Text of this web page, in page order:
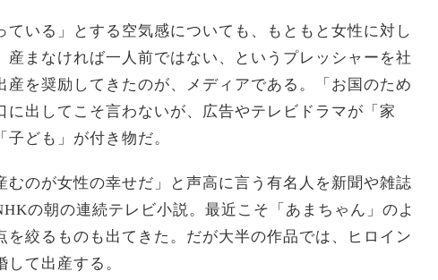
ている」とする空気感についても、もともと女性に対し
産まなければ一人前ではない、というプレッシャーを社
産を奨励してきたのが、メディアである。「お国のため
に出してこそ言わないが、広告やテレビドラマが「家
ども」が付き物だ。
むのが女性の幸せだ」と声高に言う有名人を新聞や雑誌
の朝の連続テレビ小説。最近こそ「あまちゃん」のよ
を絞るものも出てきた。だが大半の作品では、ヒロイン
て出産する。